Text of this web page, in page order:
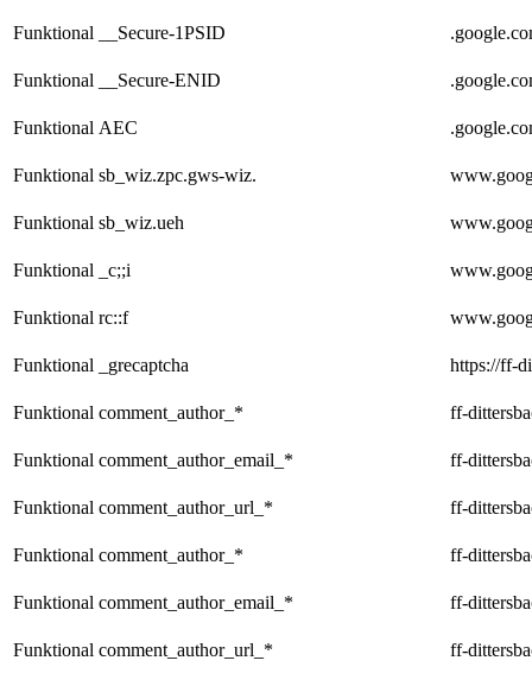
Funktional __Secure-1PSID
Funktional __Secure-ENID
Funktional AEC
Funktional sb_wiz.zpc.gws-wiz.
Funktional sb_wiz.ueh
Funktional _c;;i
Funktional rc::f
Funktional _grecaptcha https://ff-
Funktional comment_author_* ff-
Funktional comment_author_email_* ff-
Funktional comment_author_url_* ff-
Funktional comment_author_* ff-
Funktional comment_author_email_* ff-
Funktional comment_author_url_* ff-